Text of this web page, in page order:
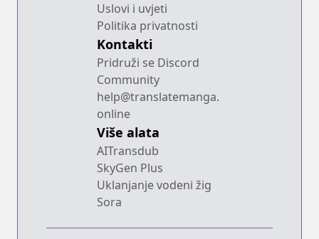
Uslovi i uvjeti
Politika privatnosti
Kontakti
Pridruži se Discord
Community
help@translatemanga.
online
Više alata
AITransdub
SkyGen Plus
Uklanjanje vodeni žig
Sora